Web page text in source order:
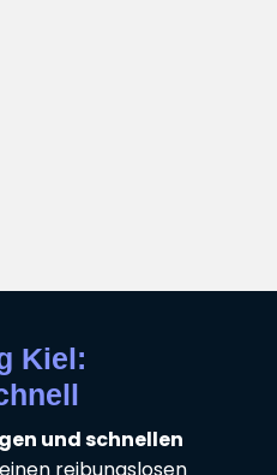
Kiel:
und schnellen